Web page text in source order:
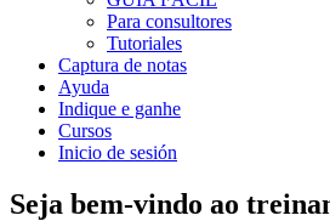
Para consultores
Tutoriales
Captura de notas
Ayuda
Indique e ganhe
Cursos
Inicio de sesión
Seja bem-vindo ao